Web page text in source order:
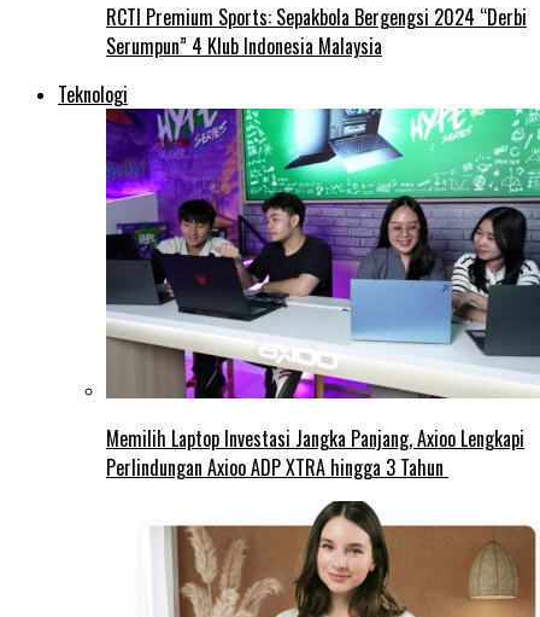
RCTI Premium Sports: Sepakbola Bergengsi 2024 “Derbi
Serumpun” 4 Klub Indonesia Malaysia
Teknologi
Memilih Laptop Investasi Jangka Panjang, Axioo Lengkapi
Perlindungan Axioo ADP XTRA hingga 3 Tahun